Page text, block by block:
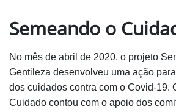
Semeando o
No mês de abril de 2020, o projeto
Gentileza desenvolveu uma ação
dos cuidados contra com o Covid-19.
Cuidado contou com o apoio dos